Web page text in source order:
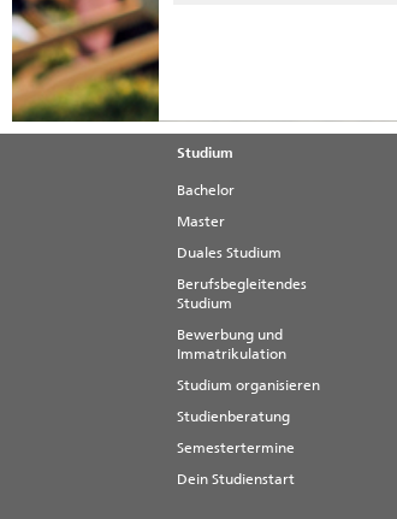
Studium
Bachelor
Master
Duales Studium
Berufsbegleitendes
Studium
Bewerbung und
Immatrikulation
Studium organisieren
Studienberatung
Semestertermine
Dein Studienstart